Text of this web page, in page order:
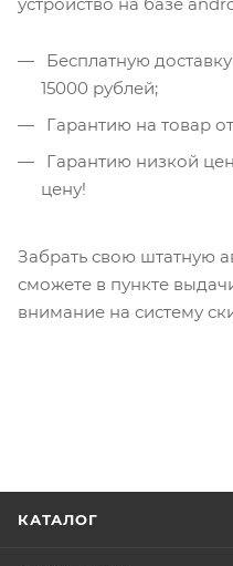
Бесплатную
15000 рублей;
Гарантию на товар
Гарантию низкой
цену!
Забрать свою штатную
сможете в пункте
внимание на систему
КАТАЛОГ